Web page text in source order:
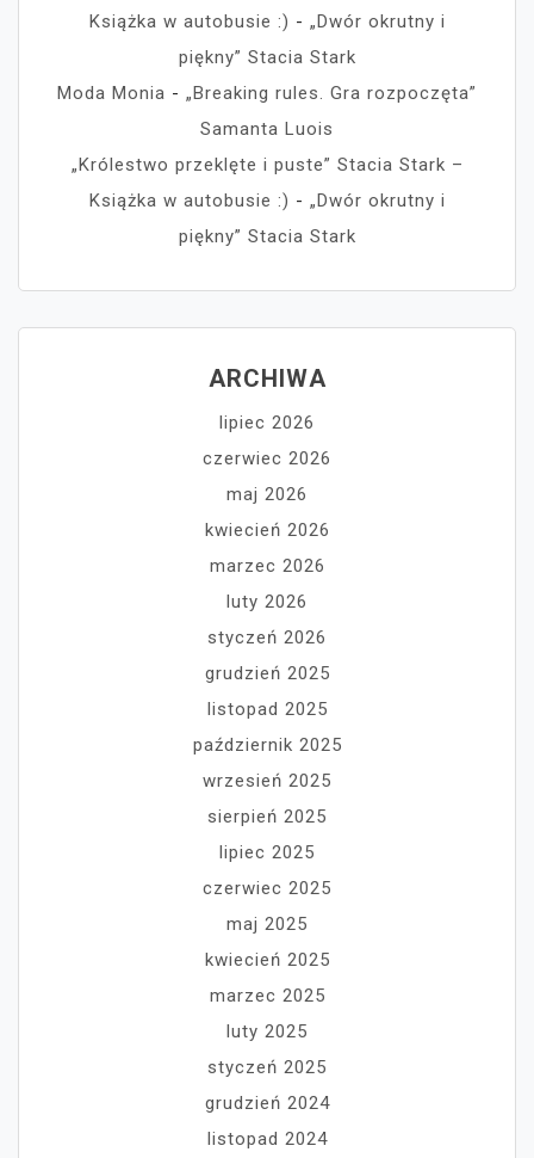
Książka w autobusie :) - „Dwór okrutny i
piękny” Stacia Stark
Moda Monia - „Breaking rules. Gra rozpoczęta”
Samanta Luois
„Królestwo przeklęte i puste” Stacia Stark –
Książka w autobusie :) - „Dwór okrutny i
piękny” Stacia Stark
ARCHIWA
lipiec 2026
czerwiec 2026
maj 2026
kwiecień 2026
marzec 2026
luty 2026
styczeń 2026
grudzień 2025
listopad 2025
październik 2025
wrzesień 2025
sierpień 2025
lipiec 2025
czerwiec 2025
maj 2025
kwiecień 2025
marzec 2025
luty 2025
styczeń 2025
grudzień 2024
listopad 2024